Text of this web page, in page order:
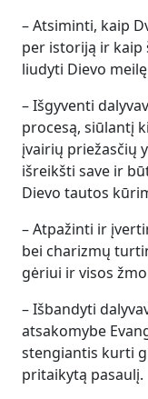
– Atsiminti, kaip
per istoriją ir kaip
liudyti Dievo
– Išgyventi
procesą, siūlantį
įvairių priežasčių
išreikšti save ir
Dievo tautos
– Atpažinti ir
bei charizmų
gėriui ir visos
– Išbandyti
atsakomybe
stengiantis kurti
pritaikytą pasaulį.